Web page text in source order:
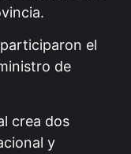
el
de
crea dos
y